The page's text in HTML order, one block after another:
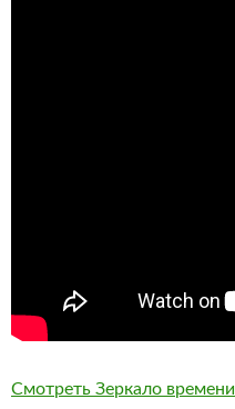
Смотреть Зеркало времени